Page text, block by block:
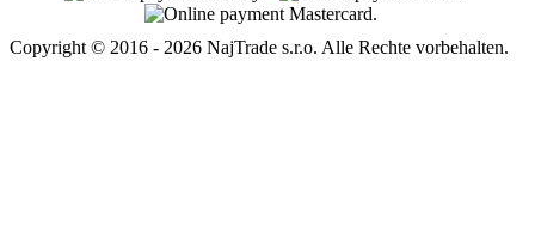
Copyright © 2016 - 2026 NajTrade s.r.o. Alle Rechte vorbehalten.